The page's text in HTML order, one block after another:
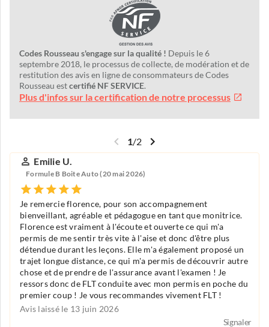
Codes Rousseau s'engage sur la qualité ! Depuis le 6
septembre 2018, le processus de collecte, de modération et de
restitution des avis en ligne de consommateurs de Codes
Rousseau estcertifié NF SERVICE.
Plus d'infos sur la certification de notre processus
1/2
Emilie U.
Formule B Boite Auto (20 mai 2026)
Je remercie florence, pour son accompagnement
bienveillant, agréable et pédagogue en tant que monitrice.
Florence est vraiment à l'écoute et ouverte ce qui m'a
permis de me sentir très vite à l'aise et donc d'être plus
détendue durant les leçons. Elle m'a également proposé un
trajet longue distance, ce qui m'a permis de découvrir autre
chose et de prendre de l'assurance avant l'examen ! Je
ressors donc de FLT conduite avec mon permis en poche du
premier coup ! Je vous recommandes vivement FLT !
Avis laissé le 13 juin 2026
Signaler